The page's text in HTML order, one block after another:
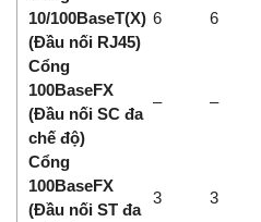
10/100BaseT(X)
(Đầu nối RJ45)
6 6
Cổng
100BaseFX
(Đầu nối SC đa
chế độ)
– –
Cổng
100BaseFX
(Đầu nối ST đa
3 3